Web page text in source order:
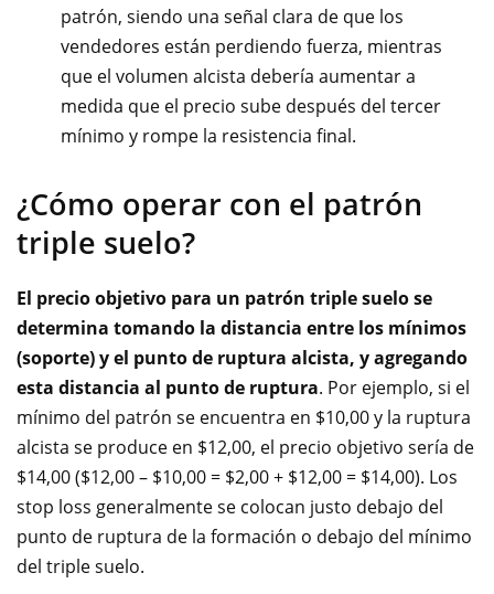
patrón, siendo una señal clara de que los
vendedores están perdiendo fuerza, mientras
que el volumen alcista debería aumentar a
medida que el precio sube después del tercer
mínimo y rompe la resistencia final.
¿Cómo operar con el patrón
triple suelo?
El precio objetivo para un patrón triple suelo se
determina tomando la distancia entre los mínimos
(soporte) y el punto de ruptura alcista, y agregando
esta distancia al punto de ruptura. Por ejemplo, si el
mínimo del patrón se encuentra en $10,00 y la ruptura
alcista se produce en $12,00, el precio objetivo sería de
$14,00 ($12,00 – $10,00 = $2,00 + $12,00 = $14,00). Los
stop loss generalmente se colocan justo debajo del
punto de ruptura de la formación o debajo del mínimo
del triple suelo.